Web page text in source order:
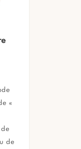
«
de